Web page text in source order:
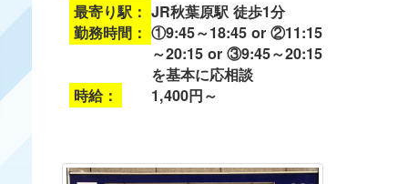
最寄り駅： JR秋葉原駅 徒歩1分
勤務時間： ①9:45～18:45 or ②11:15
～20:15 or ③9:45～20:15
を基本に応相談
時給：
1,400円～